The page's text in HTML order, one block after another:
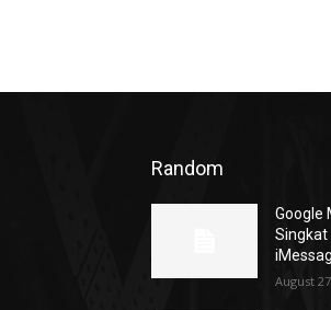
Random
Google
Singkat
August